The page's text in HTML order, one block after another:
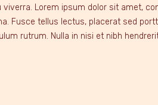
Lorem ipsum dolor sit amet,
Fusce tellus lectus, placerat sed
rutrum. Nulla in nisi et nibh